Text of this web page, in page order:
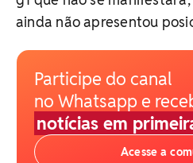
ainda não apresentou
Participe do canal
no Whatsapp e
notícias em
Acesse a